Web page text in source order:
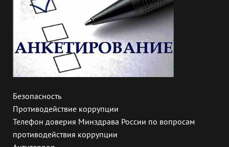
Безопасность
Противодействие коррупции
Телефон доверия Минздрава России по вопросам
противодействия коррупции